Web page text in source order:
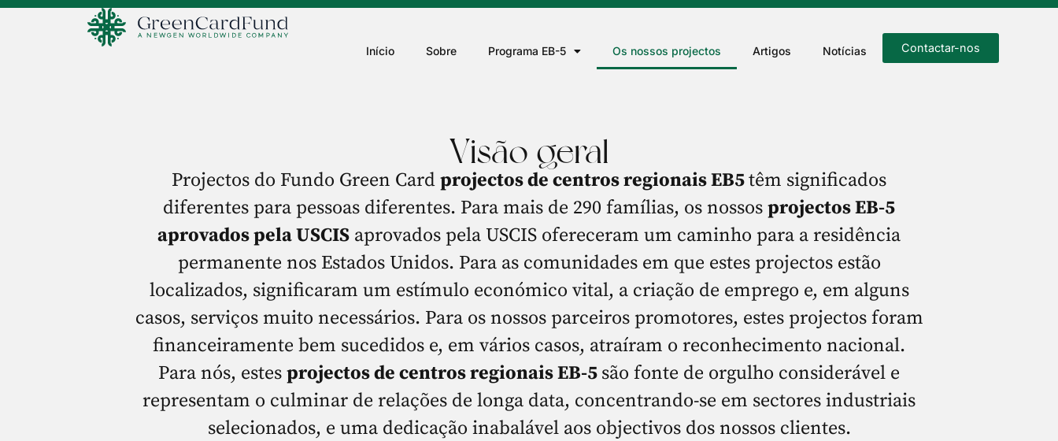
Início Sobre Programa EB-5 Os nossos projectos Artigos Notícias Contactar-nos
Visão geral
Projectos do Fundo Green Card projectos de centros regionais EB5têm significados
diferentes para pessoas diferentes. Para mais de 290 famílias, os nossos projectos EB-5
aprovados pela USCIS aprovados pela USCIS ofereceram um caminho para a residência
permanente nos Estados Unidos. Para as comunidades em que estes projectos estão
localizados, significaram um estímulo económico vital, a criação de emprego e, em alguns
casos, serviços muito necessários. Para os nossos parceiros promotores, estes projectos foram
financeiramente bem sucedidos e, em vários casos, atraíram o reconhecimento nacional.
Para nós, estes projectos de centros regionais EB-5 são fonte de orgulho considerável e
representam o culminar de relações de longa data, concentrando-se em sectores industriais
selecionados, e uma dedicação inabalável aos objectivos dos nossos clientes.